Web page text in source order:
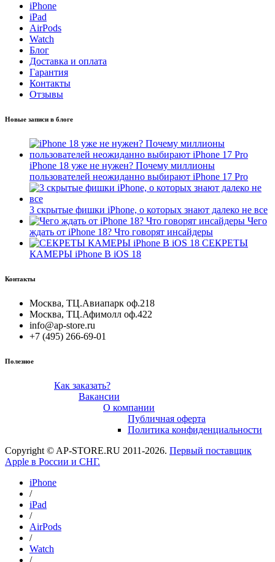
iPhone
iPad
AirPods
Watch
Блог
Доставка и оплата
Гарантия
Контакты
Отзывы
Новые записи в блоге
iPhone 18 уже не нужен? Почему миллионы
пользователей неожиданно выбирают iPhone 17 Pro
3 скрытые фишки iPhone, о которых знают далеко не все
Чего
ждать от iPhone 18? Что говорят инсайдеры
СЕКРЕТЫ
КАМЕРЫ iPhone В iOS 18
Контакты
Москва, ТЦ.Авиапарк оф.218
Москва, ТЦ.Афимолл оф.422
info@ap-store.ru
+7 (495) 266-69-01
Полезное
Как заказать?
Вакансии
О компании
Публичная оферта
Политика конфиденциальности
Copyright © AP-STORE.RU 2011-2026. Первый поставщик
Apple в России и СНГ.
iPhone
/
iPad
/
AirPods
/
Watch
/